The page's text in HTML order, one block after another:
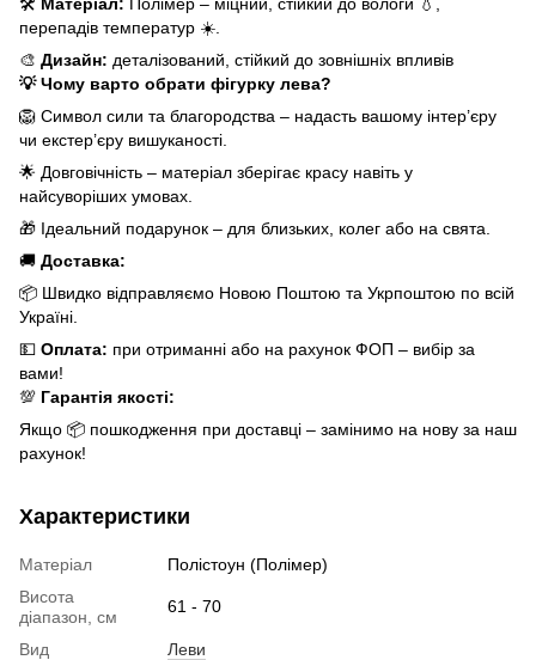
перепадів температур ☀️.
🎨 Дизайн: деталізований, стійкий до зовнішніх впливів
💡 Чому варто обрати фігурку лева?
🦁 Символ сили та благородства – надасть вашому інтер’єру
чи екстер’єру вишуканості.
🌟 Довговічність – матеріал зберігає красу навіть у
найсуворіших умовах.
🎁 Ідеальний подарунок – для близьких, колег або на свята.
🚚 Доставка:
📦 Швидко відправляємо Новою Поштою та Укрпоштою по всій
Україні.
💵 Оплата: при отриманні або на рахунок ФОП – вибір за
вами!
💯 Гарантія якості:
Якщо 📦 пошкодження при доставці – замінимо на нову за наш
рахунок!
Характеристики
Матеріал
Полістоун (Полімер)
Висота
діапазон, см
61 - 70
Вид Леви